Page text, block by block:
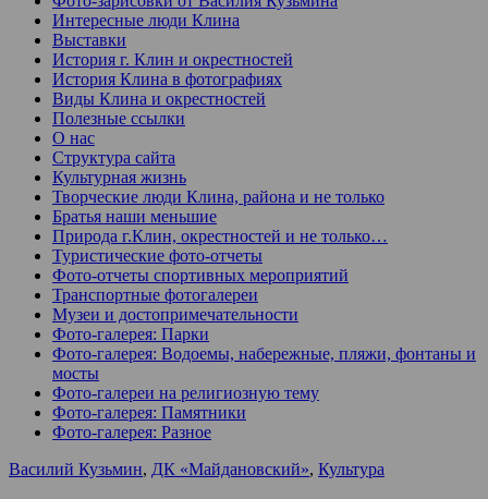
Интересные люди Клина
Выставки
История г. Клин и окрестностей
История Клина в фотографиях
Виды Клина и окрестностей
Полезные ссылки
О нас
Структура сайта
Культурная жизнь
Творческие люди Клина, района и не только
Братья наши меньшие
Природа г.Клин, окрестностей и не только…
Туристические фото-отчеты
Фото-отчеты спортивных мероприятий
Транспортные фотогалереи
Музеи и достопримечательности
Фото-галерея: Парки
Фото-галерея: Водоемы, набережные, пляжи, фонтаны и
мосты
Фото-галереи на религиозную тему
Фото-галерея: Памятники
Фото-галерея: Разное
Василий Кузьмин, ДК «Майдановский», Культура